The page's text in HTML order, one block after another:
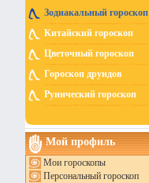
Зодиакальный гороскоп
Китайский гороскоп
Цветочный гороскоп
Гороскоп друидов
Рунический гороскоп
Мой профиль
Мои гороскопы
Персональный гороскоп